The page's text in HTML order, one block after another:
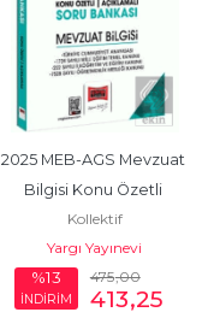
2025 MEB-AGS Mevzuat
Bilgisi Konu Özetli
Açıklamalı Soru Bankası
Kollektif
Yargı Yayınevi
%13
İNDİRİM
475,00
413,25